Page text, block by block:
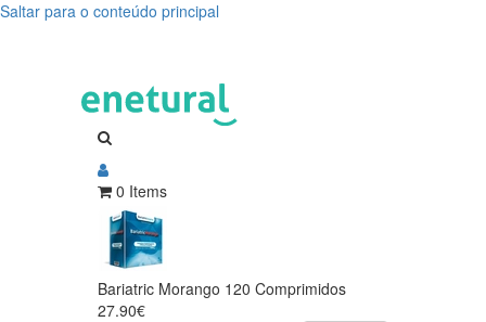
Saltar para o conteúdo principal
0 Items
Bariatric Morango 120 Comprimidos
27.90€